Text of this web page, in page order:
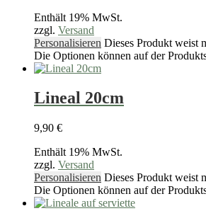
Enthält 19% MwSt.
zzgl. Versand
Personalisieren Dieses Produkt weist
Die Optionen können auf der
Lineal 20cm
9,90 €
Enthält 19% MwSt.
zzgl. Versand
Personalisieren Dieses Produkt weist
Die Optionen können auf der